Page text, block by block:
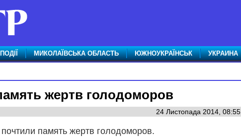
ПОДІЇ МИКОЛАЇВСЬКА ОБЛАСТЬ ЮЖНОУКРАЇНСЬК УКРАИНА
жертв голодоморов
24 Листопада 2014, 08:55
память жертв голодоморов.